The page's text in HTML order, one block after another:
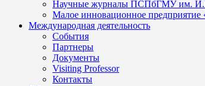
Научные журналы ПСПбГМУ им.
Малое инновационное предприятие
Международная деятельность
События
Партнеры
Документы
Visiting Professor
Контакты